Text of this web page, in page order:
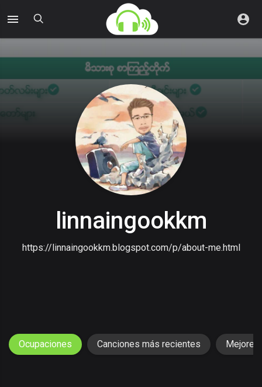
linnaingookkm
https://linnaingookkm.blogspot.com/p/about-me.html
Ocupaciones Canciones más recientes